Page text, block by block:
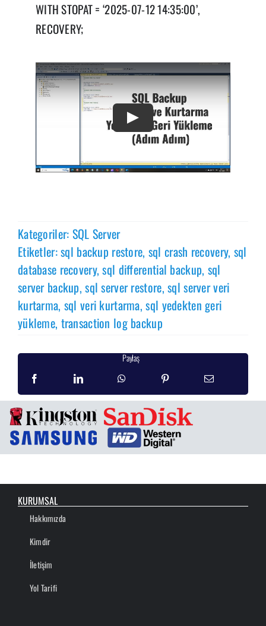
WITH STOPAT = ‘2025-07-12 14:35:00’,
RECOVERY;
Kategoriler: SQL Server
Etiketler:sql backup restore, sql crash recovery, sql
database recovery,sql differential backup, sql
server backup,sql server restore,sql server veri
kurtarma, sql veri kurtarma,sql yedekten geri
yükleme, transaction log backup
Paylaş
KURUMSAL
Hakkımızda
Kimdir
İletişim
Yol Tarifi